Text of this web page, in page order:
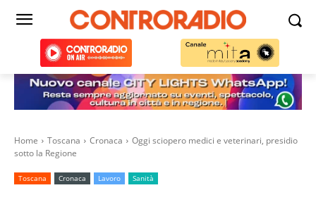
Home Toscana Cronaca
Oggi sciopero medici e veterinari, presidio
sotto la Regione
Toscana Cronaca Lavoro Sanità